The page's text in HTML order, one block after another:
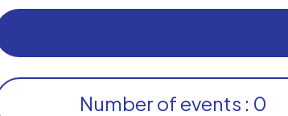
Number of events : 0